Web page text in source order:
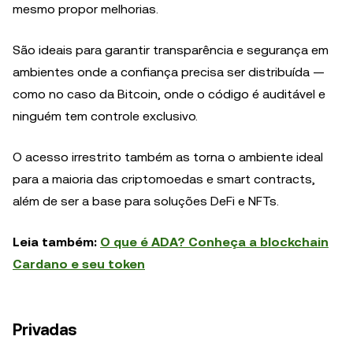
mesmo propor melhorias.
São ideais para garantir transparência e segurança em
ambientes onde a confiança precisa ser distribuída —
como no caso da Bitcoin, onde o código é auditável e
ninguém tem controle exclusivo.
O acesso irrestrito também as torna o ambiente ideal
para a maioria das criptomoedas e smart contracts,
além de ser a base para soluções DeFi e NFTs.
Leia também: O que é ADA? Conheça a blockchain
Cardano e seu token
Privadas